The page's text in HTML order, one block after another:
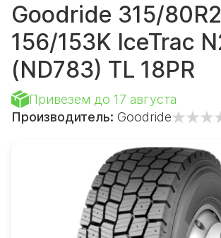
Goodride 315/
156/153K IceTrac
(ND783) TL 18PR
Привезем до 17 августа
Производитель: Goodride